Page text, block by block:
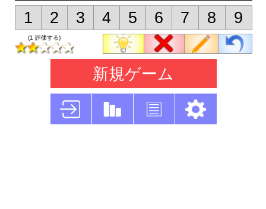
1 2 3 4 5 6 7 8 9
(1 評価する)
新規ゲーム